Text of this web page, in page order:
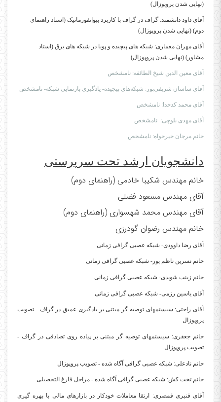
(نهایی شدن پروپوزال)
آقای داود دانشمند: گراف در گراف با کاربرد بیوانفورماتیک (استاد راهنمای
دوم) (نهایی شدن پروپوزال)
آقای مهران معماری: شبکه های پیچیده و پویا در شبکه های برق (استاد
مشاور) (نهایی شدن پروپوزال)
آقای معین الدین شیخ الطائفه: نامشخص
آقای ساسان شریفی‌پور: شبکه‌های پیچیده- یادگیری بازنمایی شبکه- نامشخص
آقای محمد کدخدا: نامشخص
آقای مهدی بلوچی: نامشخص
خانم مرجان خیرخواه: نامشخص
دانشجویان ارشد تحت سرپرستی
خانم مهندس شکیبا خادمی (راهنمای دوم)
آقای مهندس مسعود فضلی
آقای مهندس محمد شهسواری (راهنمای دوم)
خانم مهندس رضوان گودرزی
آقای رضا داوودی- شبکه عصبی گرافی زمانی
خانم نسرین ناظم پور- شبکه عصبی گرافی زمانی
خانم زینب شویدی- شبکه عصبی گرافی زمانی
آقای یاسین رزمی- شبکه عصبی گرافی زمانی
آقای راحتی: سیستمهای توصیه گر مبتنی بر یادگیری عمیق در گراف - تصویب
پروپوزال
خانم جعفری: سیستمهای توصیه گر مبتنی بر پیاده روی تصادفی در گراف -
تصویب پروپوزال
خانم نادعلی: شبکه عصبی گرافی آگاه شده - تصویب پروپوزال
خانم تخت کش: شبکه عصبی گرافی آگاه شده - مراحل فارغ التحصیلی
آقای قنبری قمصری: ارتقا معاملات خودکار در بازارهای مالی با بهره گیری